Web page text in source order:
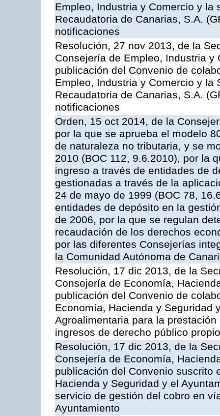
Empleo, Industria y Comercio y la
Recaudatoria de Canarias, S.A.
notificaciones
Resolución, 27 nov 2013, de la
Consejería de Empleo, Industria
publicación del Convenio de
Empleo, Industria y Comercio y la
Recaudatoria de Canarias, S.A.
notificaciones
Orden, 15 oct 2014, de la
por la que se aprueba el modelo
de naturaleza no tributaria, y se
2010 (BOC 112, 9.6.2010), por la
ingreso a través de entidades de
gestionadas a través de la
24 de mayo de 1999 (BOC 78,
entidades de depósito en la
de 2006, por la que se regulan
recaudación de los derechos
por las diferentes Consejerías
la Comunidad Autónoma de
Resolución, 17 dic 2013, de la
Consejería de Economía,
publicación del Convenio de
Economía, Hacienda y Seguridad
Agroalimentaria para la
ingresos de derecho público
Resolución, 17 dic 2013, de la
Consejería de Economía,
publicación del Convenio suscrito
Hacienda y Seguridad y el
servicio de gestión del cobro en
Ayuntamiento